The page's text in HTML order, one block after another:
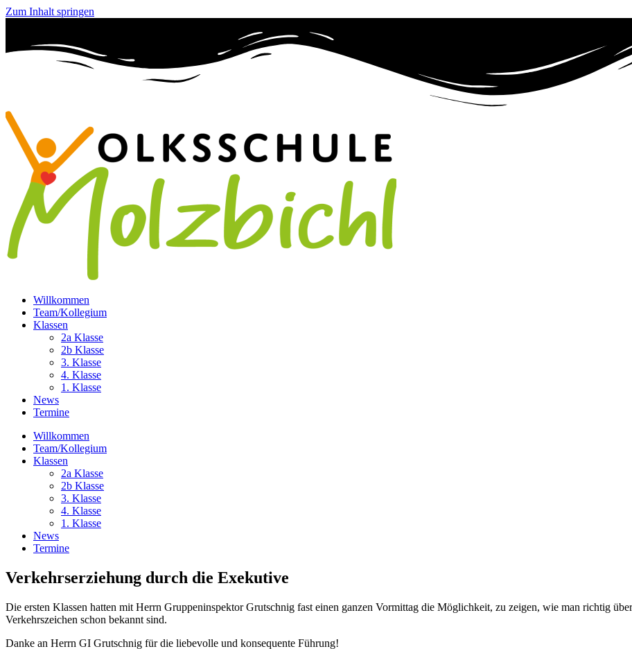
Zum Inhalt springen
Willkommen
Team/Kollegium
Klassen
2a Klasse
2b Klasse
3. Klasse
4. Klasse
1. Klasse
News
Termine
Willkommen
Team/Kollegium
Klassen
2a Klasse
2b Klasse
3. Klasse
4. Klasse
1. Klasse
News
Termine
Verkehrserziehung durch die Exekutive
Die ersten Klassen hatten mit Herrn Gruppeninspektor Grutschnig fast einen ganzen Vormittag die Möglichkeit, zu zeigen, wie man richtig
Verkehrszeichen schon bekannt sind.
Danke an Herrn GI Grutschnig für die liebevolle und konsequente Führung!